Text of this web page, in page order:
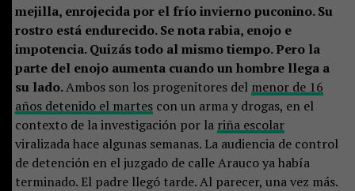
mejilla, enrojecida por el frío invierno puconino. Su
rostro está endurecido. Se nota rabia, enojo e
impotencia. Quizás todo al mismo tiempo. Pero la
parte del enojo aumenta cuando un hombre llega a
su lado.Ambos son los progenitores del menor de 16
años detenido el martescon un arma y drogas, en el
contexto de la investigación por la riña escolar
viralizada hace algunas semanas. La audiencia de control
de detención en el juzgado de calle Arauco ya había
terminado. El padre llegó tarde. Al parecer, una vez más.